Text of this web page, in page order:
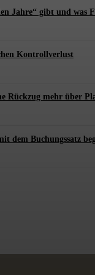
Jahre“ gibt und was
Kontrollverlust
mehr über
dem Buchungssatz